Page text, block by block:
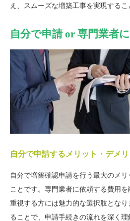
え、スムーズな増築工事を実現するこ
自分で申請 or 専門業者
自分で申請するメリット・デメリ
自分で増築確認申請を行う最大のメ
ことです。専門業者に依頼する費用
重視する方には魅力的な選択肢とな
ることで、申請手続きの流れを深く